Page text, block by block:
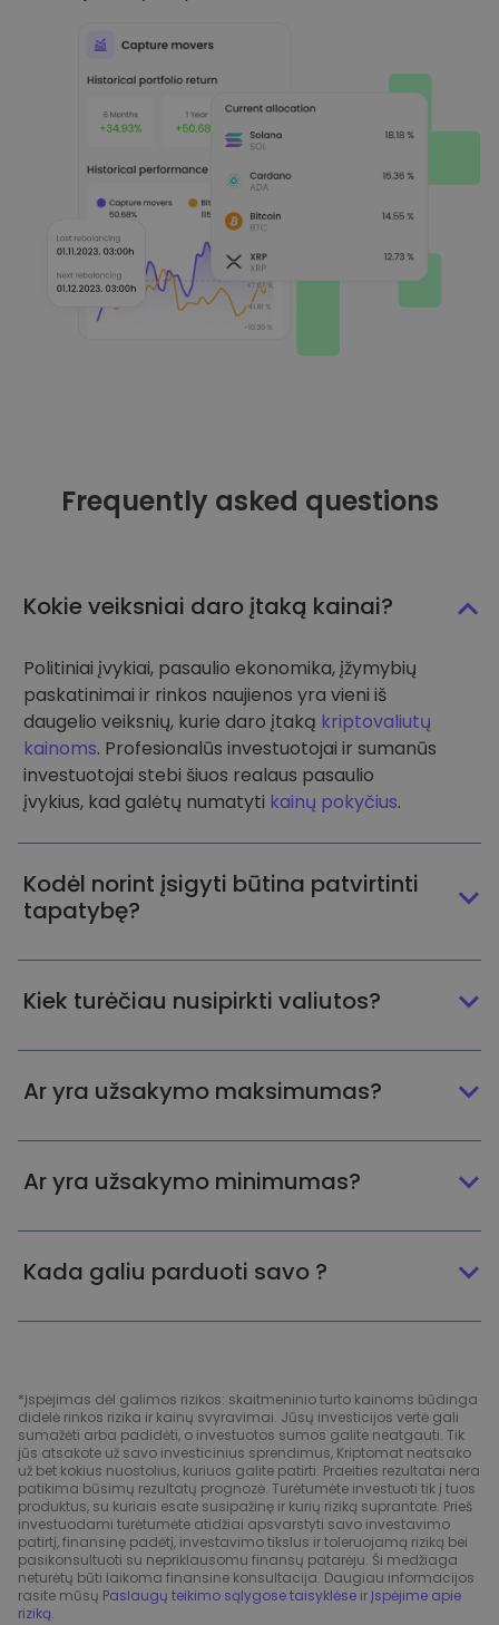
Frequently asked questions
Kokie veiksniai daro įtaką kainai?
Politiniai įvykiai, pasaulio ekonomika, įžymybių
paskatinimai ir rinkos naujienos yra vieni iš
daugelio veiksnių, kurie daro įtaką kriptovaliutų
kainoms. Profesionalūs investuotojai ir sumanūs
investuotojai stebi šiuos realaus pasaulio
įvykius, kad galėtų numatyti kainų pokyčius.
Kodėl norint įsigyti būtina patvirtinti
tapatybę?
Kiek turėčiau nusipirkti valiutos?
Ar yra užsakymo maksimumas?
Ar yra užsakymo minimumas?
Kada galiu parduoti savo ?
*Įspėjimas dėl galimos rizikos: skaitmeninio turto kainoms būdinga
didelė rinkos rizika ir kainų svyravimai. Jūsų investicijos vertė gali
sumažėti arba padidėti, o investuotos sumos galite neatgauti. Tik
jūs atsakote už savo investicinius sprendimus, Kriptomat neatsako
už bet kokius nuostolius, kuriuos galite patirti. Praeities rezultatai nėra
patikima būsimų rezultatų prognozė. Turėtumėte investuoti tik į tuos
produktus, su kuriais esate susipažinę ir kurių riziką suprantate. Prieš
investuodami turėtumėte atidžiai apsvarstyti savo investavimo
patirtį, finansinę padėtį, investavimo tikslus ir toleruojamą riziką bei
pasikonsultuoti su nepriklausomu finansų patarėju. Ši medžiaga
neturėtų būti laikoma finansine konsultacija. Daugiau informacijos
rasite mūsų Paslaugų teikimo sąlygose taisyklėse ir Įspėjime apie
riziką.